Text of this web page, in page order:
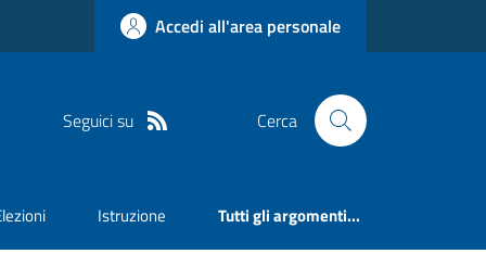
Accedi all'area personale
Seguici su Cerca
Istruzione Tutti gli argomenti...